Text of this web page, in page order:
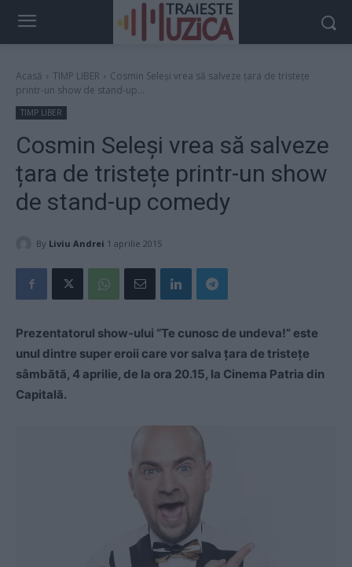
Acasă TIMP LIBER
Cosmin Seleși vrea să salveze țara de tristețe
printr-un show de stand-up...
TIMP LIBER
Cosmin Seleși vrea să salveze
țara de tristețe printr-un show
de stand-up comedy
By Liviu Andrei 1 aprilie 2015
Prezentatorul show-ului “Te cunosc de undeva!” este
unul dintre super eroii care vor salva țara de tristețe
sâmbătă, 4 aprilie, de la ora 20.15, la Cinema Patria din
Capitală.